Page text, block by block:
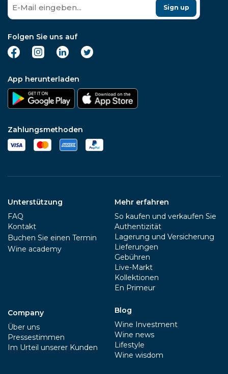
Sign up
Folgen Sie uns auf
App herunterladen
Zahlungsmethoden
Unterstützung
FAQ
Kontakt
Buchen Sie einen Termin
Wine academy
Company
Über uns
Pressestimmen
Im Urteil unserer Kunden
Mehr erfahren
So kaufen und verkaufen Sie
Authentizität
Lagerung und Versicherung
Lieferungen
Gebühren
Live-Markt
Kollektionen
En Primeur
Blog
Wine Investment
Wine news
Lifestyle
Wine wisdom